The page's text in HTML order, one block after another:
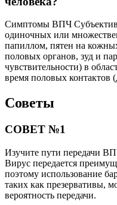
Симптомы ВПЧ
одиночных или
папиллом, пятен на
половых органов, зуд и
чувствительности) в
время половых контактов
Советы
СОВЕТ №1
Изучите пути передачи
Вирус передается
поэтому использование
таких как презервативы,
вероятность передачи.